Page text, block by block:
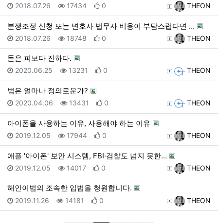
등록자 THEON
등록일
2018.07.26 조회
17434 추천
0
분쟁조정 신청 또는 변호사 법무사 비용이 부담스럽다면 …
등록자 THEON
등록일
2018.07.26 조회
18748 추천
0
돈은 피보다 진하다.
등록자 THEON
등록일
2020.06.25 조회
13231 추천
0
법은 얼마나 정의로운가?
등록자 THEON
등록일
2020.04.06 조회
13431 추천
0
아이폰을 사용하는 이유, 사용해야 하는 이유
등록자 THEON
등록일
2019.12.05 조회
17944 추천
0
애플 '아이폰' 보안 시스템, FBI·검찰도 넘지 못한…
등록자 THEON
등록일
2019.12.05 조회
14017 추천
0
해인이법의 조속한 입법을 청원합니다.
등록자 THEON
등록일
2019.11.26 조회
14181 추천
0